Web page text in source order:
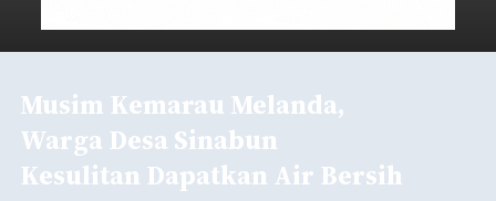
Musim Kemarau Melanda,
Warga Desa Sinabun
Kesulitan Dapatkan Air Bersih